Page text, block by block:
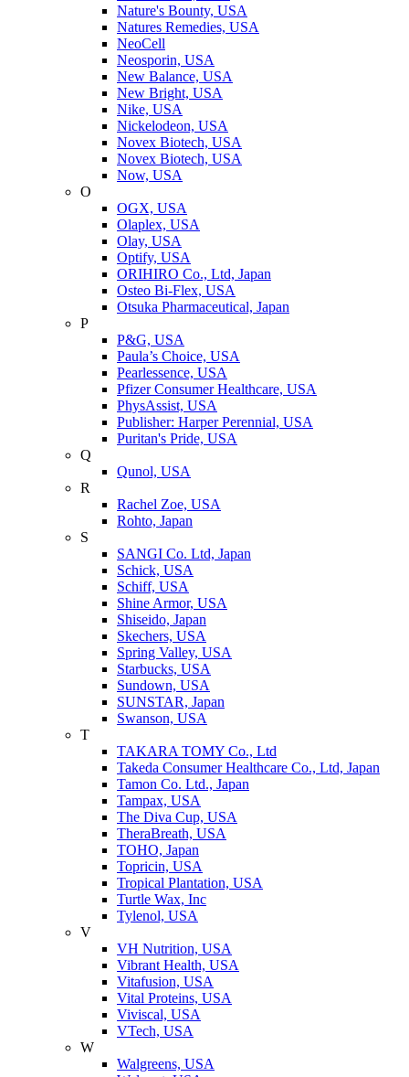
Nature's Bounty, USA
Natures Remedies, USA
NeoCell
Neosporin, USA
New Balance, USA
New Bright, USA
Nike, USA
Niсkelodeon, USA
Novex Biotech, USA
Novex Biotech, USA
Now, USA
O
OGX, USA
Olaplex, USA
Olay, USA
Optify, USA
ORIHIRO Co., Ltd, Japan
Osteo Bi-Flex, USA
Otsuka Pharmaceutical, Japan
P
P&G, USA
Paula’s Choice, USA
Pearlessence, USA
Pfizer Consumer Healthcare, USA
PhysAssist, USA
Publisher: Harper Perennial, USA
Puritan's Pride, USA
Q
Qunol, USA
R
Rachel Zoe, USA
Rohto, Japan
S
SANGI Co. Ltd, Japan
Schick, USA
Schiff, USA
Shine Armor, USA
Shiseido, Japan
Skechers, USA
Spring Valley, USA
Starbucks, USA
Sundown, USA
SUNSTAR, Japan
Swanson, USA
T
TAKARA TOMY Co., Ltd
Takeda Consumer Healthcare Co., Ltd, Japan
Tamon Co. Ltd., Japan
Tampax, USA
The Diva Cup, USA
TheraBreath, USA
TOHO, Japan
Topricin, USA
Tropical Plantation, USA
Turtle Wax, Inc
Tylenol, USA
V
VH Nutrition, USA
Vibrant Health, USA
Vitafusion, USA
Vital Proteins, USA
Viviscal, USA
VTech, USA
W
Walgreens, USA